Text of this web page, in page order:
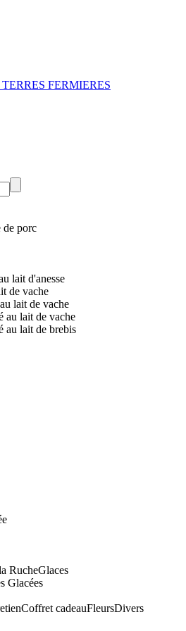
TERRES FERMIERES
de porc
lait d'anesse
de vache
lait de vache
au lait de vache
au lait de brebis
RucheGlaces
Glacées
Coffret cadeauFleursDivers